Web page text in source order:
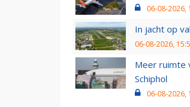
06-08-2026,
In jacht op
06-08-2026,
Meer ruimte
Schiphol
06-08-2026,